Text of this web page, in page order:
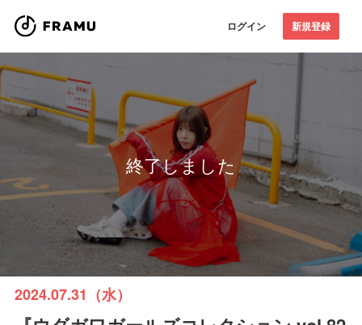
ログイン 新規登録
終了しました
2024.07.31（水）